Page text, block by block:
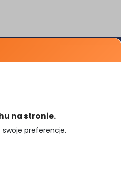
na stronie.
swoje preferencje.